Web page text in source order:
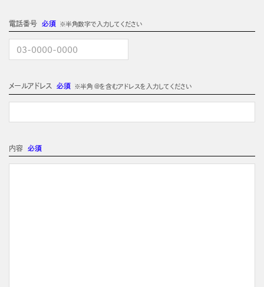
電話番号必須 ※半角数字で入力してください
メールアドレス 必須 ※半角 @を含むアドレスを入力してください
内容 必須